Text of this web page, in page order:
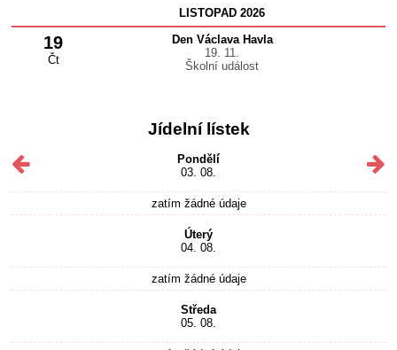
LISTOPAD 2026
19
Čt
Den Václava Havla
19. 11.
Školní událost
Jídelní lístek
Pondělí
03. 08.
zatím žádné údaje
Úterý
04. 08.
zatím žádné údaje
Středa
05. 08.